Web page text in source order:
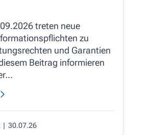
treten neue
zu
und Garantien
Beitrag informieren
| 30.07.26